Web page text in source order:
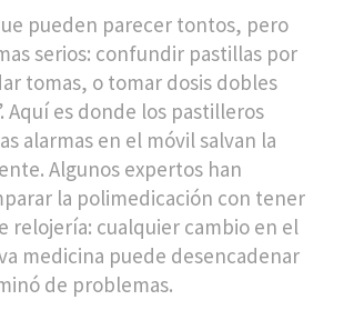
pueden parecer tontos, pero
serios: confundir pastillas por
tomas, o tomar dosis dobles
Aquí es donde los pastilleros
alarmas en el móvil salvan la
Algunos expertos han
la polimedicación con tener
relojería: cualquier cambio en el
medicina puede desencadenar
de problemas.